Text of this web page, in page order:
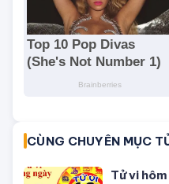
CÙNG CHUYÊN MỤC